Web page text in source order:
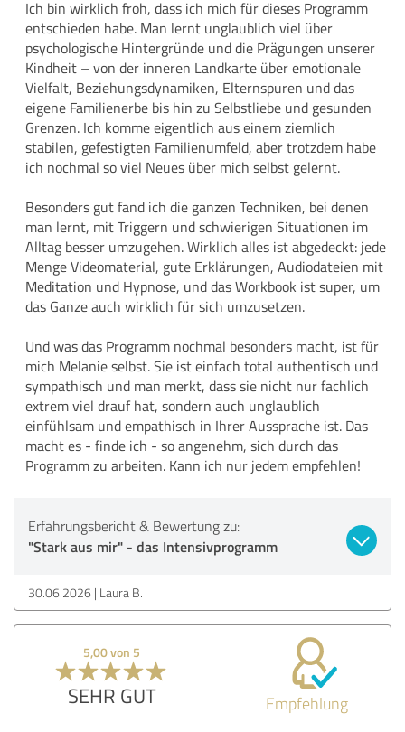
Ich bin wirklich froh, dass ich mich für dieses Programm
entschieden habe. Man lernt unglaublich viel über
psychologische Hintergründe und die Prägungen unserer
Kindheit – von der inneren Landkarte über emotionale
Vielfalt, Beziehungsdynamiken, Elternspuren und das
eigene Familienerbe bis hin zu Selbstliebe und gesunden
Grenzen. Ich komme eigentlich aus einem ziemlich
stabilen, gefestigten Familienumfeld, aber trotzdem habe
ich nochmal so viel Neues über mich selbst gelernt.
Besonders gut fand ich die ganzen Techniken, bei denen
man lernt, mit Triggern und schwierigen Situationen im
Alltag besser umzugehen. Wirklich alles ist abgedeckt: jede
Menge Videomaterial, gute Erklärungen, Audiodateien mit
Meditation und Hypnose, und das Workbook ist super, um
das Ganze auch wirklich für sich umzusetzen.
Und was das Programm nochmal besonders macht, ist für
mich Melanie selbst. Sie ist einfach total authentisch und
sympathisch und man merkt, dass sie nicht nur fachlich
extrem viel drauf hat, sondern auch unglaublich
einfühlsam und empathisch in Ihrer Aussprache ist. Das
macht es - finde ich - so angenehm, sich durch das
Programm zu arbeiten. Kann ich nur jedem empfehlen!
Erfahrungsbericht & Bewertung zu:
"Stark aus mir" - das Intensivprogramm
30.06.2026 Laura B.
5,00 von 5
SEHR GUT Empfehlung